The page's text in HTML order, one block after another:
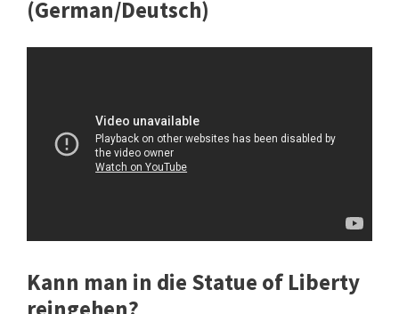
(German/Deutsch)
Kann man in die Statue of Liberty
reingehen?